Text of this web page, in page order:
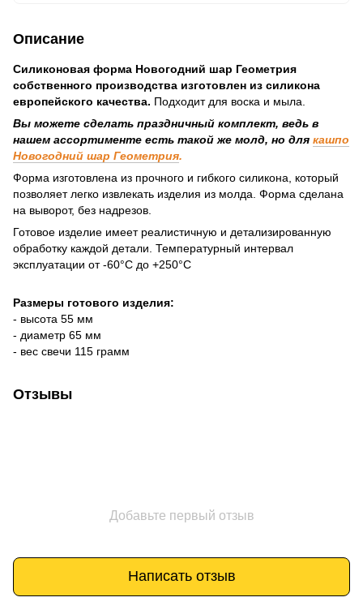
Описание
Силиконовая форма Новогодний шар Геометрия
собственного производства изготовлен из силикона
европейского качества. Подходит для воска и мыла.
Вы можете сделать праздничный комплект, ведь в
нашем ассортименте есть такой же молд, но для кашпо
Новогодний шар Геометрия.
Форма изготовлена из прочного и гибкого силикона, который
позволяет легко извлекать изделия из молда. Форма сделана
на выворот, без надрезов.
Готовое изделие имеет реалистичную и детализированную
обработку каждой детали. Температурный интервал
эксплуатации от -60°C до +250°C
Размеры готового изделия:
- высота 55 мм
- диаметр 65 мм
- вес свечи 115 грамм
Отзывы
Добавьте первый отзыв
Написать отзыв